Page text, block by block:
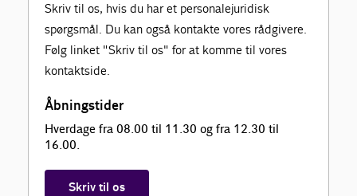
Skriv til os, hvis du har et personalejuridisk
spørgsmål. Du kan også kontakte vores rådgivere.
Følg linket "Skriv til os" for at komme til vores
kontaktside.
Åbningstider
Hverdage fra 08.00 til 11.30 og fra 12.30 til
16.00.
Skriv til os